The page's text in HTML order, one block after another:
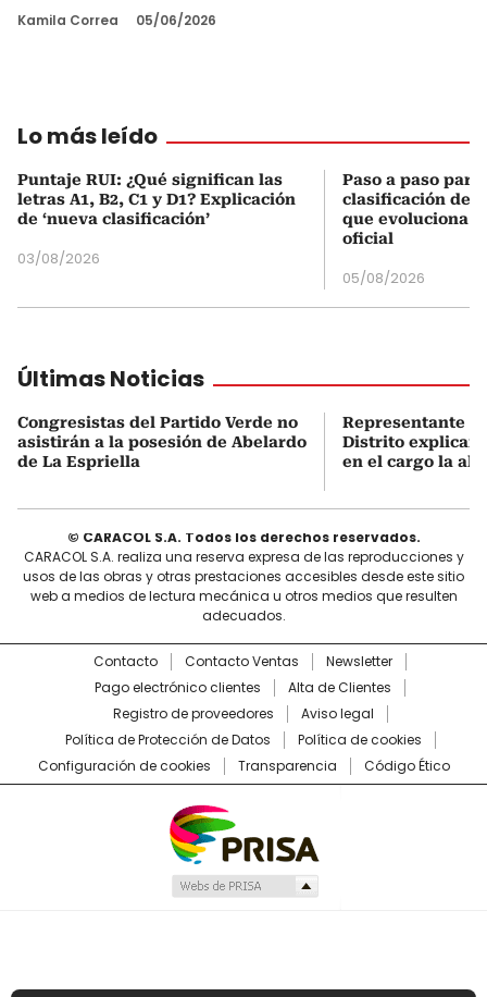
Kamila Correa 05/06/2026
Lo más leído
Puntaje RUI: ¿Qué significan las
letras A1, B2, C1 y D1? Explicación
de ‘nueva clasificación’
03/08/2026
Paso a paso
clasificación del
que evoluciona
oficial
05/08/2026
Últimas Noticias
Congresistas del Partido Verde no
asistirán a la posesión de Abelardo
de La Espriella
Representante
Distrito explicar
en el cargo la
© CARACOL S.A. Todos los derechos reservados.
CARACOL S.A. realiza una reserva expresa de las reproducciones y
usos de las obras y otras prestaciones accesibles desde este sitio
web a medios de lectura mecánica u otros medios que resulten
adecuados.
Contacto Contacto Ventas
Newsletter
Pago electrónico clientes
Alta de Clientes
Registro de proveedores
Aviso legal
Política de Protección de Datos
Política de cookies
Configuración de cookies
Transparencia Código Ético